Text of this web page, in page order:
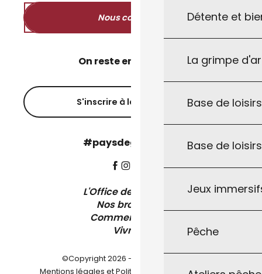
Détente et
La grimpe
Base de
Base de
Jeux
Pêche
Nous contacter
On reste en contact ?
S'inscrire à la newsletter
#paysdegourdon !
L'Office de Tourisme
Nos brochures
Comment venir ?
Vivre ici
©Copyright 2026 - Pays de Gourdon
Mentions légales et Politique de confidentialité-